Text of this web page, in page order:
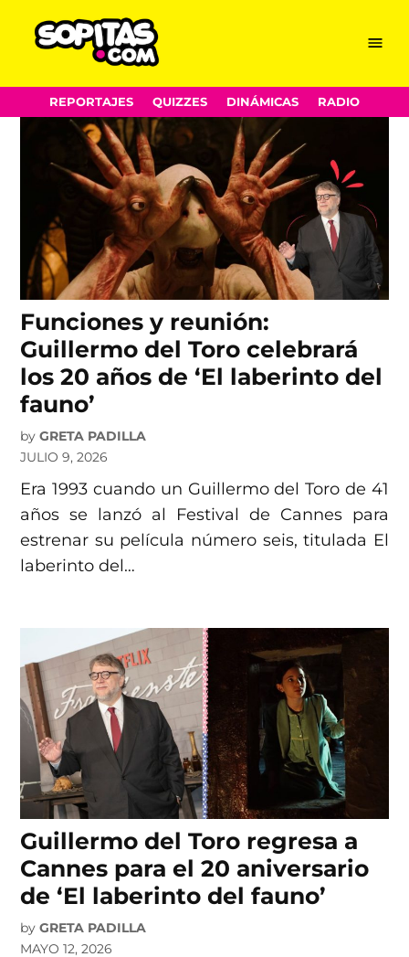
content
Menu
REPORTAJES QUIZZES DINÁMICAS RADIO
El Laberinto del Fauno
Funciones y reunión:
Guillermo del Toro celebrará
los 20 años de ‘El laberinto del
fauno’
by GRETA PADILLA
JULIO 9, 2026
Era 1993 cuando un Guillermo del Toro de 41
años se lanzó al Festival de Cannes para
estrenar su película número seis, titulada El
laberinto del…
Guillermo del Toro regresa a
Cannes para el 20 aniversario
de ‘El laberinto del fauno’
by GRETA PADILLA
MAYO 12, 2026